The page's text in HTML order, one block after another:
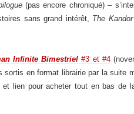
(pas encore chroniqué) –
sans grand intérêt, The
Infinite Bimestriel #3 et #4
sortis en format librairie par la suite
et lien pour acheter tout en bas de